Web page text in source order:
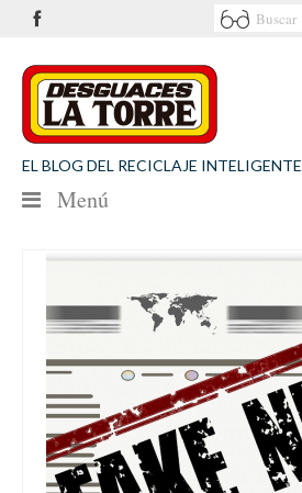
EL BLOG DEL RECICLAJE INTELIGENTE
Menú
SEGURIDAD VIAL
MEDIO AMBIENTE
PATROCINIOS
CONTACTO
Desguaces La Torre